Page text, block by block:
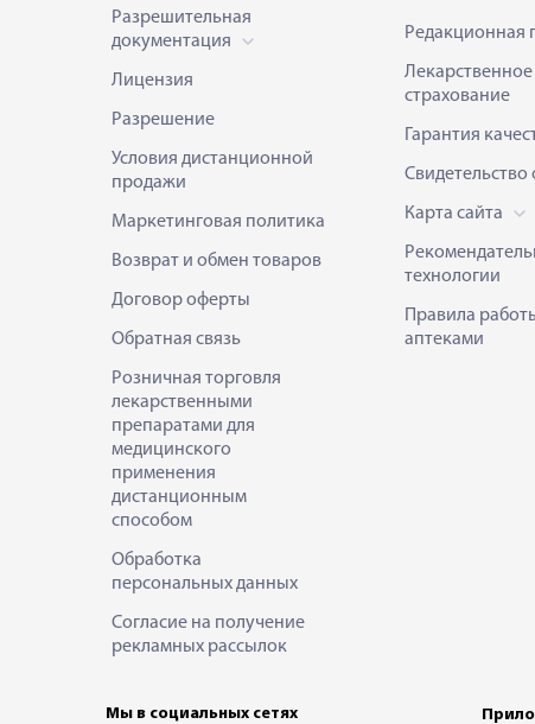
Разрешительная
документация
Лицензия
Разрешение
Условия дистанционной
продажи
Маркетинговая политика
Возврат и обмен товаров
Договор оферты
Обратная связь
Розничная торговля
лекарственными
препаратами для
медицинского
применения
дистанционным
способом
Обработка
персональных данных
Согласие на получение
рекламных рассылок
Редакционная
Лекарственное
страхование
Гарантия
Свидетельство
Карта сайта
технологии
Правила
аптеками
Мы в социальных сетях